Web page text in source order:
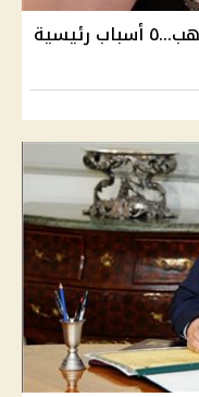
بعد الارتفاع الصاروخي لأسعار الذهب...٥ أسباب رئيسية